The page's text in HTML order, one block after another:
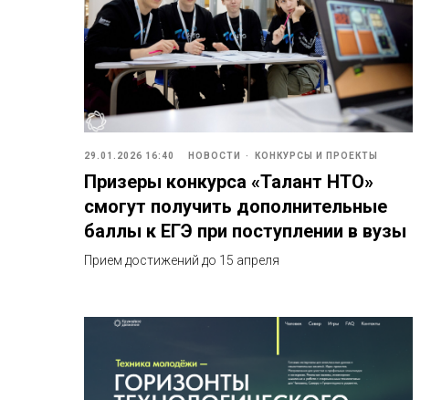
29.01.2026 16:40 НОВОСТИ КОНКУРСЫ И ПРОЕКТЫ
Призеры конкурса «Талант НТО»
смогут получить дополнительные
баллы к ЕГЭ при поступлении в вузы
Прием достижений до 15 апреля